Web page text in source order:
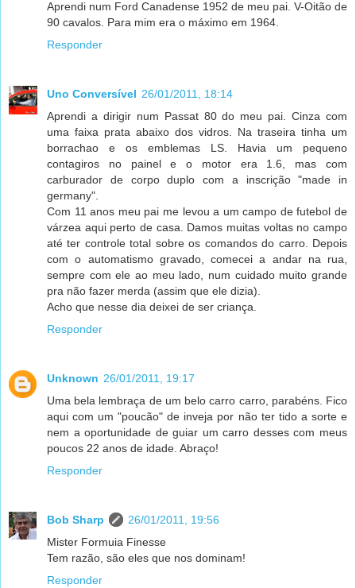
Aprendi num Ford Canadense 1952 de meu pai. V-Oitão de
90 cavalos. Para mim era o máximo em 1964.
Responder
Uno Conversível 26/01/2011, 18:14
Aprendi a dirigir num Passat 80 do meu pai. Cinza com
uma faixa prata abaixo dos vidros. Na traseira tinha um
borrachao e os emblemas LS. Havia um pequeno
contagiros no painel e o motor era 1.6, mas com
carburador de corpo duplo com a inscrição "made in
germany".
Com 11 anos meu pai me levou a um campo de futebol de
várzea aqui perto de casa. Damos muitas voltas no campo
até ter controle total sobre os comandos do carro. Depois
com o automatismo gravado, comecei a andar na rua,
sempre com ele ao meu lado, num cuidado muito grande
pra não fazer merda (assim que ele dizia).
Acho que nesse dia deixei de ser criança.
Responder
Unknown 26/01/2011, 19:17
Uma bela lembraça de um belo carro carro, parabéns. Fico
aqui com um "poucão" de inveja por não ter tido a sorte e
nem a oportunidade de guiar um carro desses com meus
poucos 22 anos de idade. Abraço!
Responder
Bob Sharp
26/01/2011, 19:56
Mister Formuia Finesse
Tem razão, são eles que nos dominam!
Responder